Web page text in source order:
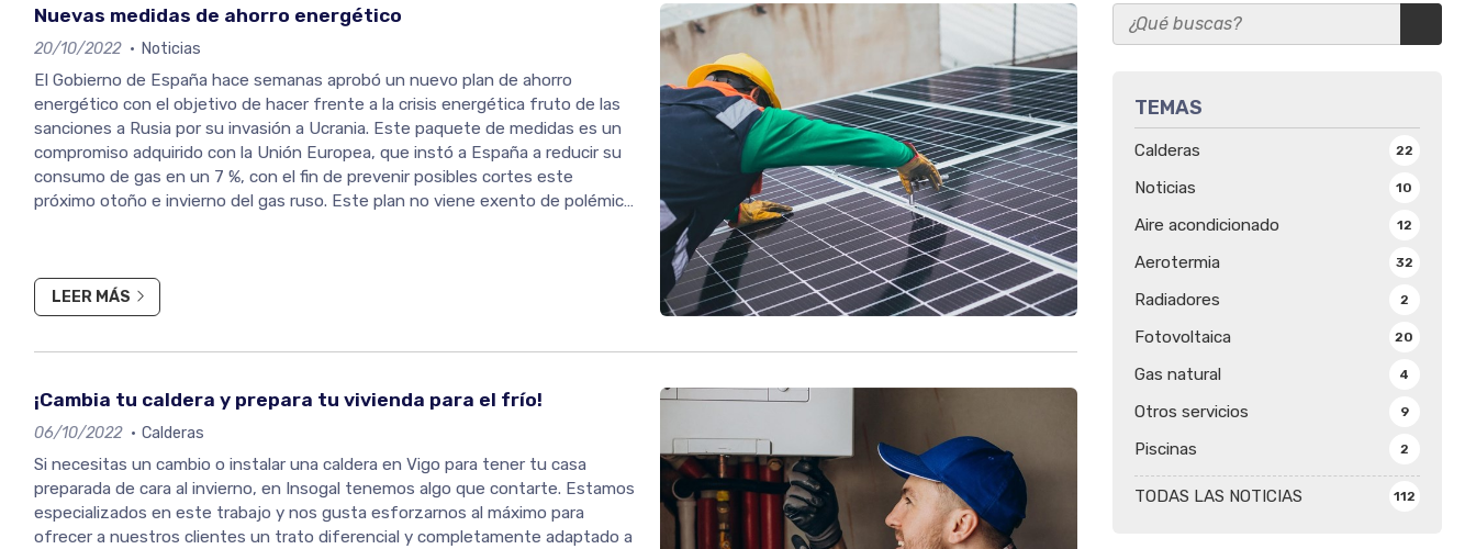
TEMAS
TODAS LAS NOTICIAS 112
Calderas 22
Noticias 10
Aire acondicionado 12
Aerotermia 32
Radiadores 2
Fotovoltaica 20
Gas natural 4
Otros servicios 9
Piscinas 2
Nuevas medidas de ahorro energético
20/10/2022 Noticias
El Gobierno de España hace semanas aprobó un nuevo plan de ahorro
energético con el objetivo de hacer frente a la crisis energética fruto de las
sanciones a Rusia por su invasión a Ucrania. Este paquete de medidas es un
compromiso adquirido con la Unión Europea, que instó a España a reducir su
consumo de gas en un 7 %, con el fin de prevenir posibles cortes este
próximo otoño e invierno del gas ruso. Este plan no viene exento de polémica,
LEER MÁS
¡Cambia tu caldera y prepara tu vivienda para el frío!
06/10/2022 Calderas
Si necesitas un cambio o instalar una caldera en Vigo para tener tu casa
preparada de cara al invierno, en Insogal tenemos algo que contarte. Estamos
especializados en este trabajo y nos gusta esforzarnos al máximo para
ofrecer a nuestros clientes un trato diferencial y completamente adaptado a